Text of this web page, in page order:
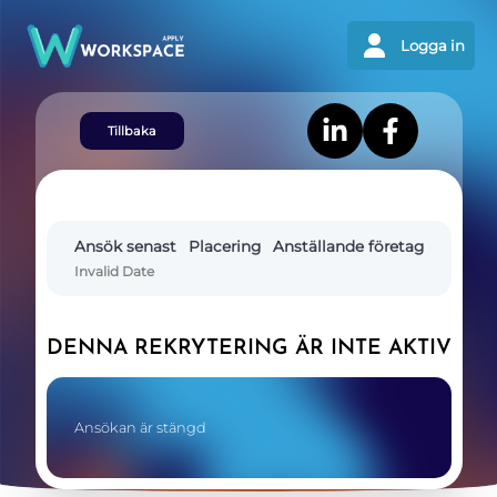
Logga in
Tillbaka
Ansök senast
Invalid Date
Placering Anställande företag
DENNA REKRYTERING ÄR INTE AKTIV
Ansökan är stängd